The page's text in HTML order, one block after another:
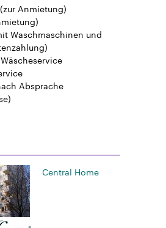
(zur Anmietung)
Waschmaschinen und
Absprache
Central Home